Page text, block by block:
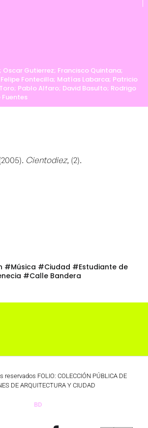
Gutierrez; Francisco Quintana;
Fontecilla; Matías Labarca; Patricio
Pablo Alfaro; David Basulto; Rodrigo
Cientodiez, (2).
#Música #Ciudad #Estudiante de
#Calle Bandera
reservados FOLIO: COLECCIÓN PÚBLICA DE
DE ARQUITECTURA Y CIUDAD
BD